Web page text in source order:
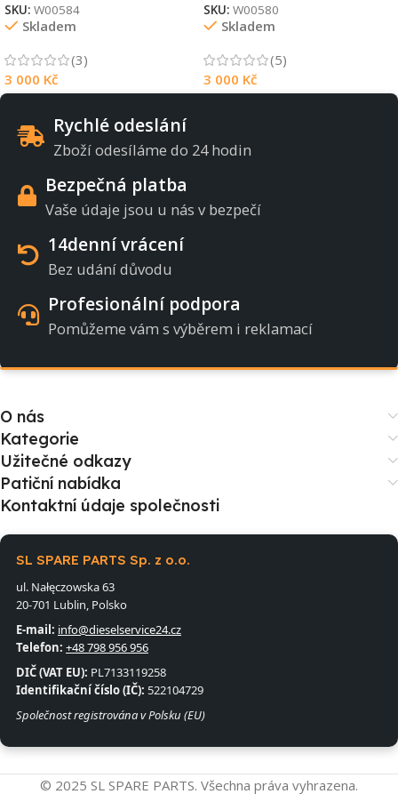
SKU: W00584
Skladem
(3)
3 000 Kč
SKU: W00580
Skladem
(5)
3 000 Kč
Rychlé odeslání
Zboží odesíláme do 24 hodin
Bezpečná platba
Vaše údaje jsou u nás v bezpečí
14denní vrácení
Bez udání důvodu
Profesionální podpora
Pomůžeme vám s výběrem i reklamací
O nás
Kategorie
Užitečné odkazy
Patiční nabídka
Kontaktní údaje společnosti
SL SPARE PARTS Sp. z o.o.
ul. Nałęczowska 63
20-701 Lublin, Polsko
E-mail: info@dieselservice24.cz
Telefon: +48 798 956 956
DIČ (VAT EU): PL7133119258
Identifikační číslo (IČ): 522104729
Společnost registrována v Polsku (EU)
© 2025 SL SPARE PARTS. Všechna práva vyhrazena.